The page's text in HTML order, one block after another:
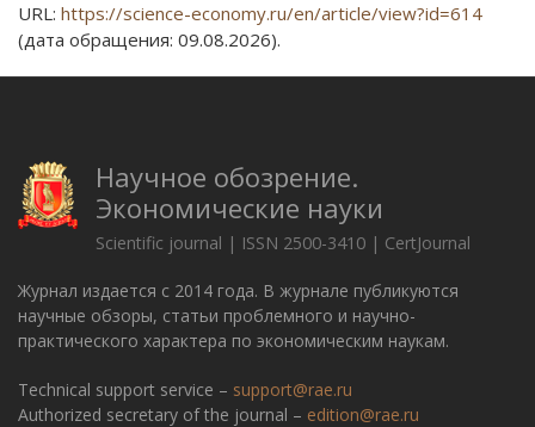
URL: https://science-economy.ru/en/article/view?id=614
(дата обращения: 09.08.2026).
Научное обозрение.
Экономические науки
Scientific journal | ISSN 2500-3410 | CertJournal
Журнал издается с 2014 года. В журнале публикуются
научные обзоры, статьи проблемного и научно-
практического характера по экономическим наукам.
Technical support service – support@rae.ru
Authorized secretary of the journal – edition@rae.ru